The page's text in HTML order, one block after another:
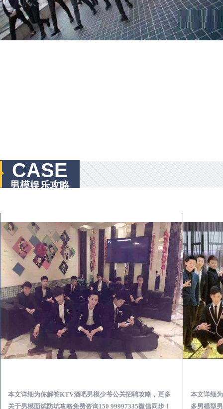
CASE
男模娱乐攻略
本文详细为你解答KTV酒吧男模少爷公关招聘攻略，更多
关于男模面试防坑攻略免费咨询150 99997335微信同步！
本文详细
多男模型